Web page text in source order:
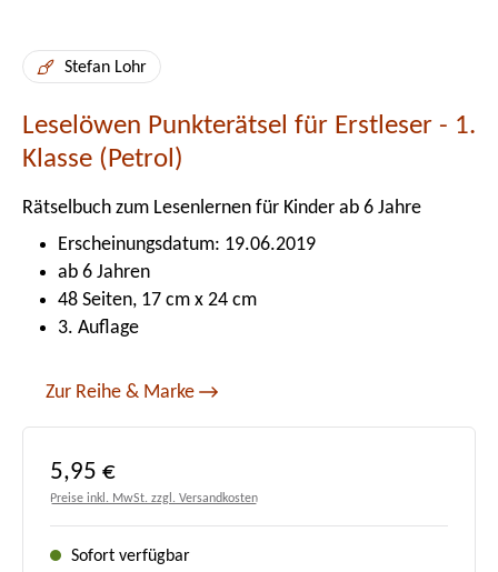
Stefan Lohr
Leselöwen Punkterätsel für Erstleser - 1.
Klasse (Petrol)
Rätselbuch zum Lesenlernen für Kinder ab 6 Jahre
Erscheinungsdatum: 19.06.2019
ab 6 Jahren
48 Seiten, 17 cm x 24 cm
3. Auflage
Zur Reihe & Marke
Regulärer Preis:
5,95 €
Preise inkl. MwSt. zzgl. Versandkosten
Sofort verfügbar